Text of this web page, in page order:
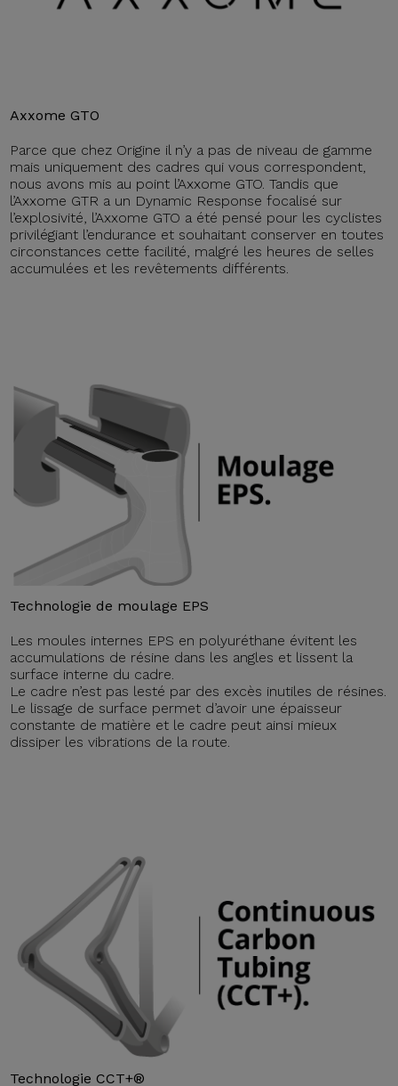
Axxome GTO
Parce que chez Origine il n’y a pas de niveau de gamme
mais uniquement des cadres qui vous correspondent,
nous avons mis au point l’Axxome GTO. Tandis que
l’Axxome GTR a un Dynamic Response focalisé sur
l’explosivité, l’Axxome GTO a été pensé pour les cyclistes
privilégiant l’endurance et souhaitant conserver en toutes
circonstances cette facilité, malgré les heures de selles
accumulées et les revêtements différents.
Technologie de moulage EPS
Les moules internes EPS en polyuréthane évitent les
accumulations de résine dans les angles et lissent la
surface interne du cadre.
Le cadre n’est pas lesté par des excès inutiles de résines.
Le lissage de surface permet d’avoir une épaisseur
constante de matière et le cadre peut ainsi mieux
dissiper les vibrations de la route.
Technologie CCT+®